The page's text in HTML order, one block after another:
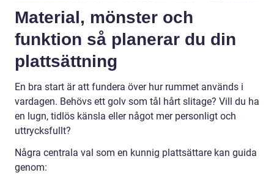
Material, mönster och
funktion så planerar du din
plattsättning
En bra start är att fundera över hur rummet används i
vardagen. Behövs ett golv som tål hårt slitage? Vill du ha
en lugn, tidlös känsla eller något mer personligt och
uttrycksfullt?
Några centrala val som en kunnig plattsättare kan guida
genom: